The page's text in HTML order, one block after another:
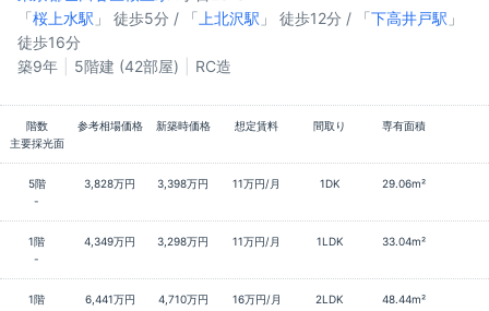
「桜上水駅 」 徒歩5分 / 「 上北沢駅 」 徒歩12分 / 「下高井戸駅 」
徒歩16分
築9年
5階建 (42部屋) RC造
階数 参考相場価格 新築時価格 想定賃料 間取り
専有面積
主要採光面
5階 3,828万円 3,398万円 11万円/月 1DK
29.06m²
-
1階 4,349万円 3,298万円 11万円/月 1LDK
33.04m²
-
1階 6,441万円 4,710万円 16万円/月 2LDK
48.44m²